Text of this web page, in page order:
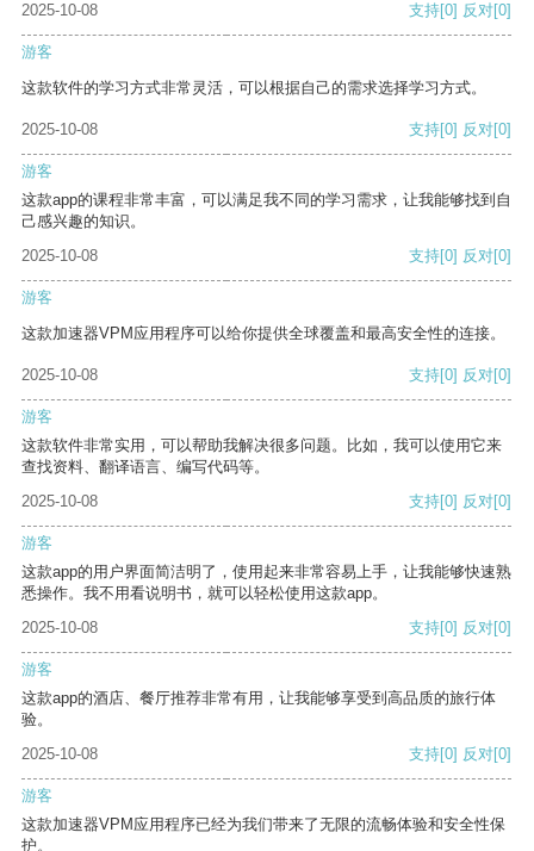
2025-10-08 支持[0] 反对[0]
游客
这款软件的学习方式非常灵活，可以根据自己的需求选择学习方式。
2025-10-08 支持[0] 反对[0]
游客
这款app的课程非常丰富，可以满足我不同的学习需求，让我能够找到自
己感兴趣的知识。
2025-10-08
支持[0] 反对[0]
游客
这款加速器VPM应用程序可以给你提供全球覆盖和最高安全性的连接。
2025-10-08 支持[0] 反对[0]
游客
这款软件非常实用，可以帮助我解决很多问题。比如，我可以使用它来
查找资料、翻译语言、编写代码等。
2025-10-08
支持[0] 反对[0]
游客
这款app的用户界面简洁明了，使用起来非常容易上手，让我能够快速熟
悉操作。我不用看说明书，就可以轻松使用这款app。
2025-10-08
支持[0] 反对[0]
游客
这款app的酒店、餐厅推荐非常有用，让我能够享受到高品质的旅行体
验。
2025-10-08
支持[0] 反对[0]
游客
这款加速器VPM应用程序已经为我们带来了无限的流畅体验和安全性保
护。